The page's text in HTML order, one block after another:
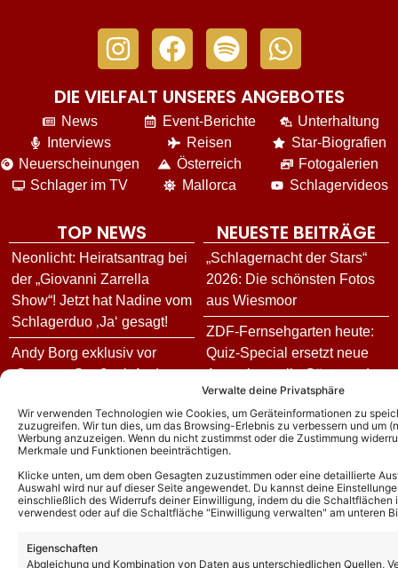
Verwalte deine Privatsphäre
Wir verwenden Technologien wie Cookies, um Geräteinformationen zu
zuzugreifen. Wir tun dies, um das Browsing-Erlebnis zu verbessern und um
Werbung anzuzeigen. Wenn du nicht zustimmst oder die Zustimmung
Merkmale und Funktionen beeinträchtigen.
Klicke unten, um dem oben Gesagten zuzustimmen oder eine detaillierte
Auswahl wird nur auf dieser Seite angewendet. Du kannst deine
einschließlich des Widerrufs deiner Einwilligung, indem du die
verwendest oder auf die Schaltfläche "Einwilligung verwalten" am unteren
Eigenschaften
Abgleichung und Kombination von Daten aus unterschiedlichen Quellen,
DIE VIELFALT UNSERES ANGEBOTES
News
Interviews
Neuerscheinungen
Schlager im TV
Event-Berichte
Reisen
Österreich
Mallorca
Unterhaltung
Star-Biografien
Fotogalerien
Schlagervideos
TOP NEWS
Neonlicht: Heiratsantrag bei
der „Giovanni Zarrella
Show“! Jetzt hat Nadine vom
Schlagerduo ‚Ja‘ gesagt!
Andy Borg exklusiv vor
„Sommer-Spaß mit Andy
verbindet – und genau das
wollen wir zeigen“
Helmut Lotti spricht über
neues Album, die
Deutschland-Tour – und
musikalische Seite!
NEUESTE BEITRÄGE
„Schlagernacht der Stars“
2026: Die schönsten Fotos
aus Wiesmoor
ZDF-Fernsehgarten heute:
Quiz-Special ersetzt neue
Ausgabe – alle Gäste und
Vorschau
Achim Petry vor letzten
„Immer wieder sonntags“
Auftritt über Erfolge,
Dankbarkeit und kommende
Pläne
feiert erneut im